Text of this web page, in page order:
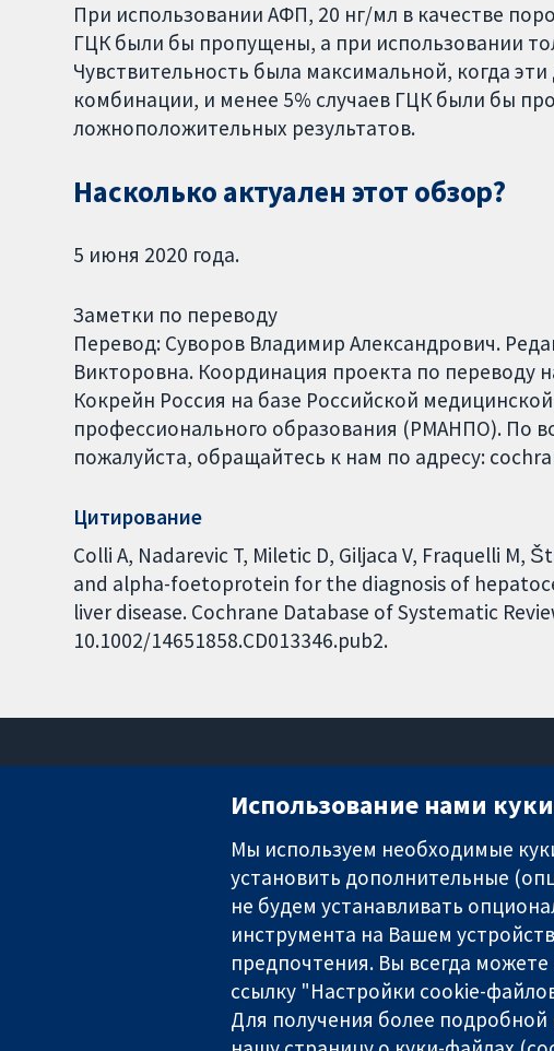
При использовании АФП, 20 нг/мл в качестве
ГЦК были бы пропущены, а при использовании
Чувствительность была максимальной, когда эти
комбинации, и менее 5% случаев ГЦК были бы
ложноположительных результатов.
Насколько актуален этот обзор?
5 июня 2020 года.
Заметки по переводу
Перевод: Суворов Владимир Александрович.
Викторовна. Координация проекта по переводу
Кокрейн Россия на базе Российской
профессионального образования (РМАНПО). По
пожалуйста, обращайтесь к нам по адресу:
Цитирование
Colli A, Nadarevic T, Miletic D, Giljaca V, Fraquelli M,
and alpha-foetoprotein for the diagnosis of
liver disease. Cochrane Database of Systematic
10.1002/14651858.CD013346.pub2.
Надёжные доказательства
Информированные решения
11-13
W1G
The Cochrane Collaboration is a charity (no. 1045921) and a company
Использование нами
Мы используем необходимые
установить дополнительные
не будем устанавливать
инструмента на Вашем
предпочтения. Вы всегда
ссылку "Настройки cookie-
Для получения более